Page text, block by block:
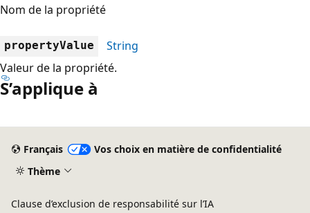
Nom de la propriété
propertyValue
String
Valeur de la propriété.
S’applique à
désactivé
Français
Vos choix en matière de confidentialité
Thème
Clause d’exclusion de responsabilité sur l’IA